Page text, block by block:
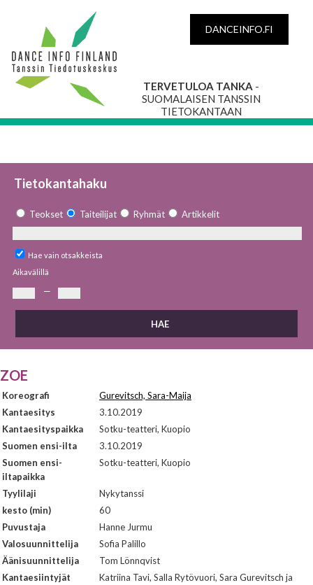
DANCEINFO.FI
TERVETULOA TANKA -
SUOMALAISEN TANSSIN
TIETOKANTAAN
Tietokantahaku
Teokset Taiteilijat Ryhmät Artikkelit
Hae vain otsakkeista
Aikavälillä
—
ZOE
Koreografi
Gurevitsch, Sara-Maija
Kantaesitys
3.10.2019
Kantaesityspaikka
Sotku-teatteri, Kuopio
Suomen ensi-ilta
3.10.2019
Suomen ensi-
iltapaikka
Sotku-teatteri, Kuopio
Tyylilaji
Nykytanssi
kesto (min)
60
Puvustaja
Hanne Jurmu
Valosuunnittelija
Sofia Palillo
Äänisuunnittelija
Tom Lönnqvist
Kantaesiintyjät
Katriina Tavi, Salla Rytövuori, Sara Gurevitsch ja